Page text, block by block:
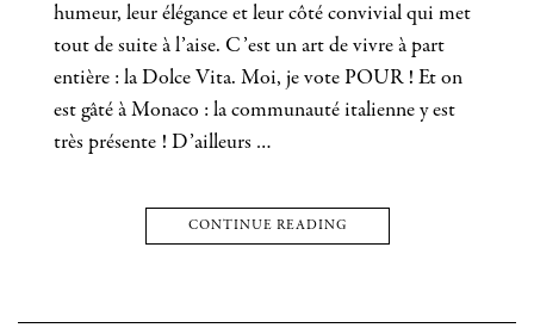
humeur, leur élégance et leur côté convivial qui met
tout de suite à l’aise. C’est un art de vivre à part
entière : la Dolce Vita. Moi, je vote POUR ! Et on
est gâté à Monaco : la communauté italienne y est
très présente ! D’ailleurs …
CONTINUE READING